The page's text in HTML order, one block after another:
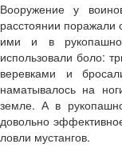
Вооружение у
расстоянии
ими и в
использовали боло:
веревками и
наматывалось на
земле. А в
довольно
ловли мустангов.